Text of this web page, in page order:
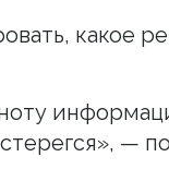
какое
—